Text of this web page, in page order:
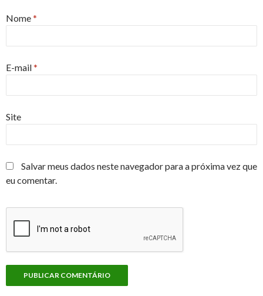
Nome*
E-mail*
Site
Salvar meus dados neste navegador para a próxima vez que
eu comentar.